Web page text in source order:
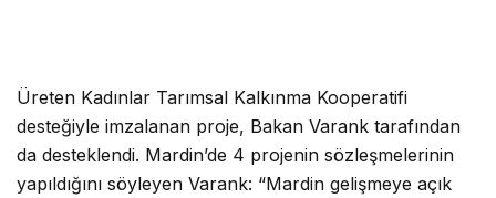
Üreten Kadınlar Tarımsal Kalkınma Kooperatifi
desteğiyle imzalanan proje, Bakan Varank tarafından
da desteklendi. Mardin’de 4 projenin sözleşmelerinin
yapıldığını söyleyen Varank: “Mardin gelişmeye açık